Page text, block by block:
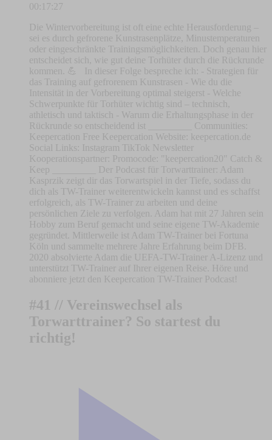
00:17:27
Die Wintervorbereitung ist oft eine echte Herausforderung –
sei es durch gefrorene Kunstrasenplätze, Minustemperaturen
oder eingeschränkte Trainingsmöglichkeiten. Doch genau hier
entscheidet sich, wie gut deine Torhüter durch die Rückrunde
kommen. 💪 In dieser Folge bespreche ich: - Strategien für
das Training auf gefrorenem Kunstrasen - Wie du die
Intensität in der Vorbereitung optimal steigerst - Welche
Schwerpunkte für Torhüter wichtig sind – technisch,
athletisch und taktisch - Warum die Erhaltungsphase in der
Rückrunde so entscheidend ist _________ Communities:
⁠⁠⁠⁠⁠⁠⁠⁠⁠⁠⁠⁠⁠⁠⁠⁠⁠⁠⁠⁠⁠⁠⁠⁠⁠⁠⁠⁠⁠⁠⁠⁠⁠⁠⁠Keepercation Free⁠⁠⁠⁠⁠⁠⁠⁠⁠⁠⁠⁠⁠⁠⁠⁠⁠⁠⁠⁠⁠⁠⁠⁠⁠⁠⁠⁠⁠⁠⁠⁠⁠⁠⁠ ⁠⁠⁠⁠⁠⁠⁠⁠⁠⁠⁠⁠⁠⁠⁠⁠⁠⁠⁠⁠⁠⁠⁠⁠⁠⁠⁠⁠⁠⁠⁠⁠⁠⁠⁠Keepercation⁠⁠⁠⁠⁠⁠⁠⁠⁠⁠⁠⁠⁠⁠⁠⁠⁠⁠⁠⁠⁠⁠⁠⁠⁠⁠⁠⁠⁠⁠⁠⁠⁠⁠⁠ Website: ⁠⁠⁠⁠⁠⁠⁠⁠⁠⁠⁠⁠⁠⁠⁠⁠⁠⁠⁠⁠⁠⁠⁠⁠⁠⁠⁠keepercation.de⁠⁠⁠⁠⁠⁠⁠⁠⁠⁠⁠⁠⁠⁠⁠⁠⁠⁠⁠⁠⁠⁠⁠⁠⁠⁠⁠
Social Links: ⁠⁠⁠⁠⁠⁠⁠⁠⁠⁠⁠⁠⁠⁠⁠⁠⁠⁠⁠⁠⁠⁠⁠⁠⁠⁠⁠⁠⁠⁠⁠⁠⁠⁠⁠Instagram⁠⁠⁠⁠⁠⁠⁠⁠⁠⁠⁠⁠⁠⁠⁠⁠⁠⁠⁠⁠⁠⁠⁠⁠⁠⁠⁠⁠⁠⁠⁠⁠⁠⁠⁠ ⁠⁠⁠⁠⁠⁠⁠⁠⁠⁠⁠⁠⁠⁠⁠⁠⁠⁠⁠⁠⁠⁠⁠⁠⁠⁠⁠⁠⁠⁠⁠⁠⁠⁠⁠TikTok⁠⁠⁠⁠⁠⁠⁠⁠⁠⁠⁠⁠⁠⁠⁠⁠⁠⁠⁠⁠⁠⁠⁠⁠⁠⁠⁠⁠⁠⁠⁠⁠⁠⁠⁠ ⁠⁠⁠⁠⁠⁠⁠⁠⁠⁠⁠⁠⁠⁠⁠⁠⁠⁠⁠⁠⁠⁠⁠⁠⁠⁠⁠⁠⁠⁠⁠⁠⁠⁠⁠Newsletter⁠⁠⁠⁠⁠⁠⁠⁠⁠⁠⁠⁠⁠⁠⁠⁠⁠⁠⁠⁠⁠⁠⁠⁠⁠⁠⁠⁠⁠⁠⁠⁠⁠⁠⁠
Kooperationspartner: Promocode: "keepercation20" ⁠⁠⁠⁠⁠⁠⁠⁠Catch &
Keep⁠⁠⁠⁠⁠⁠⁠⁠ _________ Der Podcast für Torwarttrainer: Adam
Kasprzik zeigt dir das Torwartspiel in der Tiefe, sodass du
dich als TW-Trainer weiterentwickeln kannst und es schaffst
erfolgreich, als TW-Trainer zu arbeiten und deine
persönlichen Ziele zu verfolgen. Adam hat mit 27 Jahren sein
Hobby zum Beruf gemacht und seine eigene TW-Akademie
gegründet. Mittlerweile ist Adam TW-Trainer bei Fortuna
Köln und sammelte mehrere Jahre Erfahrung beim DFB.
2020 absolvierte Adam die UEFA-TW-Trainer A-Lizenz und
unterstützt TW-Trainer auf Ihrer eigenen Reise. Höre und
abonniere jetzt den Keepercation TW-Trainer Podcast!
#41 // Vereinswechsel als
Torwarttrainer? So startest du
richtig!